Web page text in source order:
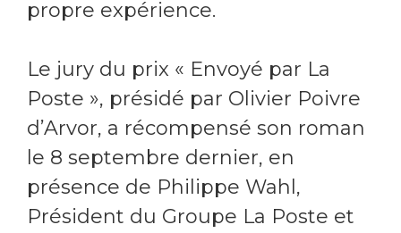
propre expérience.
Le jury du prix « Envoyé par La
Poste », présidé par Olivier Poivre
d’Arvor, a récompensé son roman
le 8 septembre dernier, en
présence de Philippe Wahl,
Président du Groupe La Poste et